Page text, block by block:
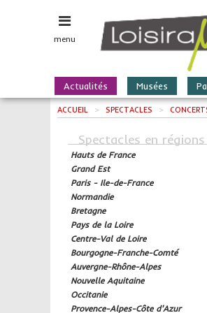
menu
Actualités Musées
ACCUEIL > SPECTACLES >
Spectacles en régions
Hauts de France
Grand Est
Paris - Ile-de-France
Normandie
Bretagne
Pays de la Loire
Centre-Val de Loire
Bourgogne-Franche-Comté
Auvergne-Rhône-Alpes
Nouvelle Aquitaine
Occitanie
Provence-Alpes-Côte d'Azur